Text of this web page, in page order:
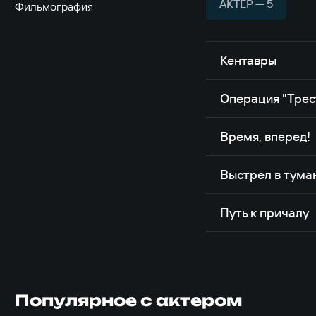
Фильмография АКТЁР — 5
Кентавры
Операция
Время, вперед!
Выстрел в
Путь к причалу
Популярное с актером